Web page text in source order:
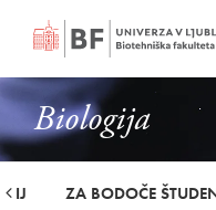
Biologija
ZA BODOČE